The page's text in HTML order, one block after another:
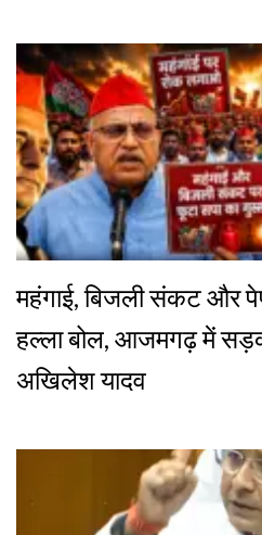
महंगाई, बिजली संकट और
हल्ला बोल, आजमगढ़ में
अखिलेश यादव